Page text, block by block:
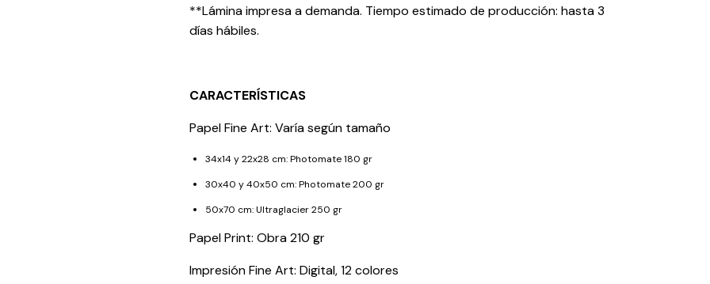
**Lámina impresa a demanda. Tiempo estimado de producción: hasta 3
días hábiles.
CARACTERÍSTICAS
Papel Fine Art: Varía según tamaño
34x14 y 22x28 cm: Photomate 180 gr
30x40 y 40x50 cm: Photomate 200 gr
50x70 cm: Ultraglacier 250 gr
Papel Print: Obra 210 gr
Impresión Fine Art: Digital, 12 colores